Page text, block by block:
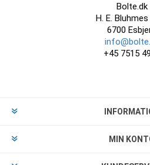
Bolte.dk
H. E. Bluhmes
6700
+45 7515
MIN